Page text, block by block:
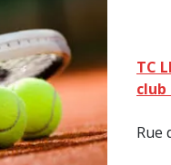
TC
club
Rue